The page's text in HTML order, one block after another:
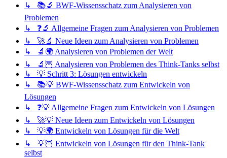
↳ 📚🔬 BWF-Wissensschatz zum Analysieren von
Problemen
↳ ❓🔬 Allgemeine Fragen zum Analysieren von Problemen
↳ 🚀🔬 Neue Ideen zum Analysieren von Problemen
↳ 🔬🌍 Analysieren von Problemen der Welt
↳ 🔬🦉 Analysieren von Problemen des Think-Tanks selbst
↳ 💡 Schritt 3: Lösungen entwickeln
↳ 📚💡 BWF-Wissensschatz zum Entwickeln von
Lösungen
↳ ❓💡 Allgemeine Fragen zum Entwickeln von Lösungen
↳ 🚀💡 Neue Ideen zum Entwickeln von Lösungen
↳ 💡🌍 Entwickeln von Lösungen für die Welt
↳ 💡🦉 Entwickeln von Lösungen für den Think-Tank
selbst